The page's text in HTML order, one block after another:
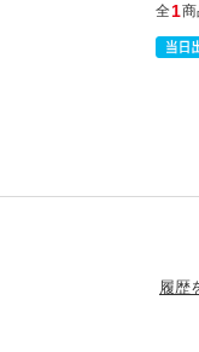
全1商
履歴